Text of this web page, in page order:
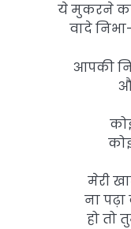
ये मुकरने
वादे
आपकी
मेरी
ना
हो तो